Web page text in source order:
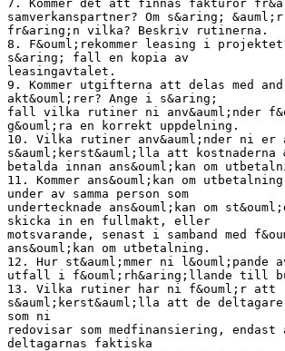
7. Kommer det att finnas fakturor
samverkanspartner? Om s&aring;
fr&aring;n vilka? Beskriv rutinerna.
8. F&ouml;rekommer leasing i
s&aring; fall en kopia av
leasingavtalet.
9. Kommer utgifterna att delas med
akt&ouml;rer? Ange i s&aring;
fall vilka rutiner ni anv&auml;nder
g&ouml;ra en korrekt uppdelning.
10. Vilka rutiner anv&auml;nder ni er
s&auml;kerst&auml;lla att kostnaderna
betalda innan ans&ouml;kan om
11. Kommer ans&ouml;kan om
under av samma person som
undertecknade ans&ouml;kan om
skicka in en fullmakt, eller
motsvarande, senast i samband med
ans&ouml;kan om utbetalning.
12. Hur st&auml;mmer ni l&ouml;pande
utfall i f&ouml;rh&aring;llande till
13. Vilka rutiner har ni f&ouml;r att
s&auml;kerst&auml;lla att de
som ni
redovisar som medfinansiering, endast
deltagarnas faktiska